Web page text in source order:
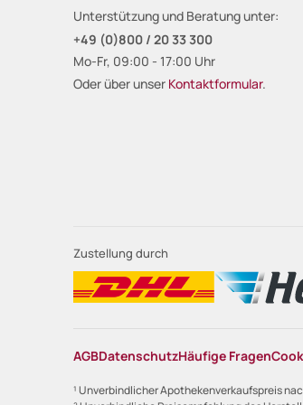
Unterstützung und Beratung unter:
+49 (0)800 / 20 33 300
Mo-Fr, 09:00 - 17:00 Uhr
Oder über unser Kontaktformular.
Zustellung durch
AGBDatenschutzHäufige Fragen
¹ Unverbindlicher Apothekenverkaufspreis